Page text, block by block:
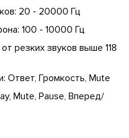
20 - 20000 Гц
100 - 10000 Гц
резких звуков выше 118
Ответ, Громкость, Mute
Mute, Pause, Вперед/